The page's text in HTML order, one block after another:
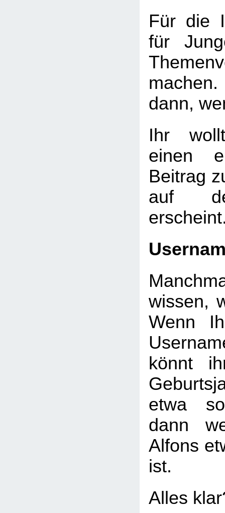
Für die
für
dann,
Ihr
einen
Beitrag
auf
wissen,
Wenn
könnt
etwa
dann
Alfons
ist.
Alles